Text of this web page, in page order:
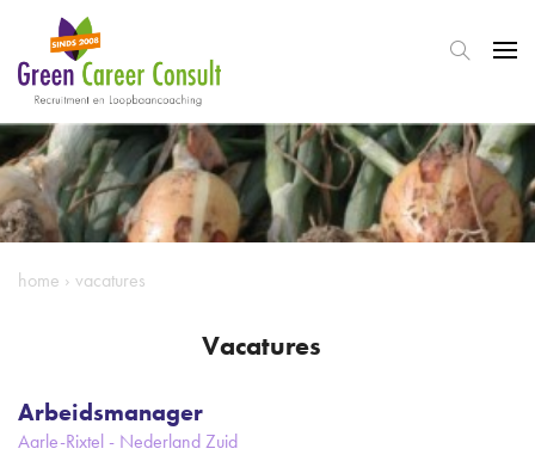
home › vacatures
Vacatures
Arbeidsmanager
Aarle-Rixtel - Nederland Zuid